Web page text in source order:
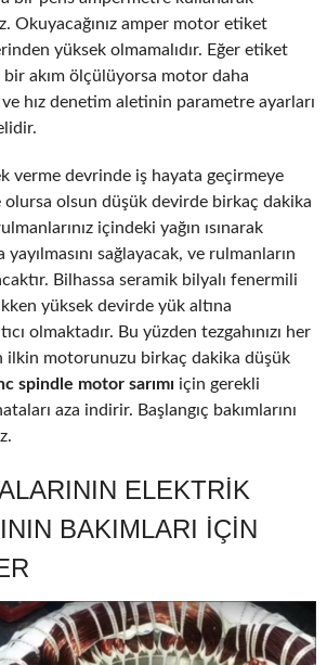
Okuyacağınız amper motor etiket
yüksek olmamalıdır. Eğer etiket
bir akım ölçülüyorsa motor daha
ve hız denetim aletinin parametre ayarları
verme devrinde iş hayata geçirmeye
olursa olsun düşük devirde birkaç dakika
içindeki yağın ısınarak
sağlayacak, ve rulmanların
Bilhassa seramik bilyalı fenermili
yüksek devirde yük altına
olmaktadır. Bu yüzden tezgahınızı her
ilkin motorunuzu birkaç dakika düşük
spindle motor sarımı için gerekli
aza indirir. Başlangıç bakımlarını
ELEKTRIK
BAKIMLARI IÇIN